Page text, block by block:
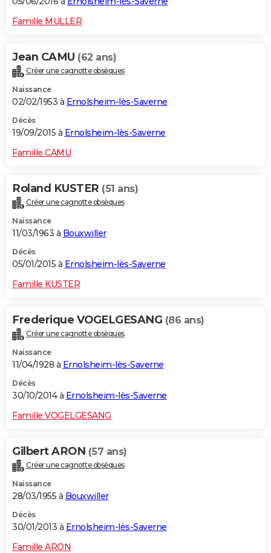
Famille MULLER
Jean CAMU (62 ans)
Créer une cagnotte obsèques
Naissance
02/02/1953 à Ernolsheim-lès-Saverne
Décès
19/09/2015 à Ernolsheim-lès-Saverne
Famille CAMU
Roland KUSTER (51 ans)
Créer une cagnotte obsèques
Naissance
11/03/1963 à Bouxwiller
Décès
05/01/2015 à Ernolsheim-lès-Saverne
Famille KUSTER
Frederique VOGELGESANG (86 ans)
Créer une cagnotte obsèques
Naissance
11/04/1928 à Ernolsheim-lès-Saverne
Décès
30/10/2014 à Ernolsheim-lès-Saverne
Famille VOGELGESANG
Gilbert ARON (57 ans)
Créer une cagnotte obsèques
Naissance
28/03/1955 à Bouxwiller
Décès
30/01/2013 à Ernolsheim-lès-Saverne
Famille ARON